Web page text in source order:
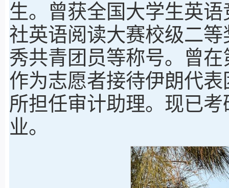
生。曾获全国大学生英语
社英语阅读大赛校级二
秀共青团员等称号。曾
作为志愿者接待伊朗代
所担任审计助理。现已
业。